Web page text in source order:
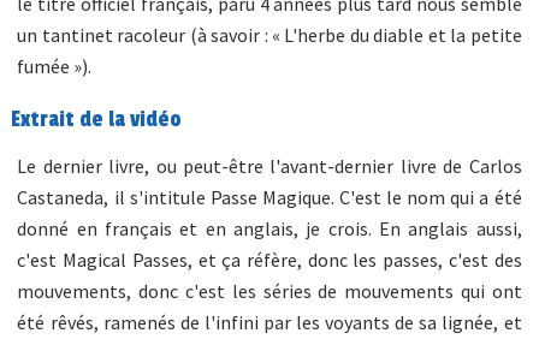
un tantinet racoleur (à savoir : « L'herbe du diable et la petite
fumée »).
Extrait de la vidéo
Le dernier livre, ou peut-être l'avant-dernier livre de Carlos
Castaneda, il s'intitule Passe Magique. C'est le nom qui a été
donné en français et en anglais, je crois. En anglais aussi,
c'est Magical Passes, et ça réfère, donc les passes, c'est des
mouvements, donc c'est les séries de mouvements qui ont
été rêvés, ramenés de l'infini par les voyants de sa lignée, et